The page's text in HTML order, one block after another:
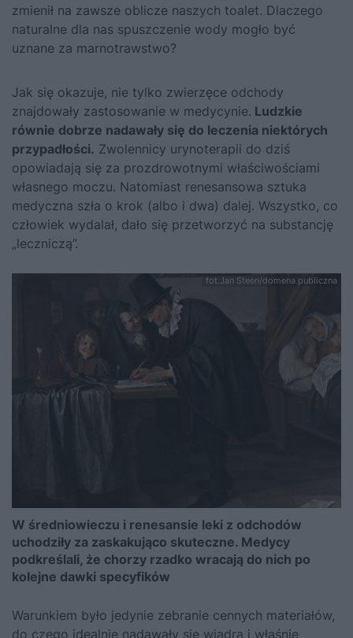
zmienił na zawsze oblicze naszych toalet. Dlaczego
naturalne dla nas spuszczenie wody mogło być
uznane za marnotrawstwo?
Jak się okazuje, nie tylko zwierzęce odchody
znajdowały zastosowanie w medycynie. Ludzkie
równie dobrze nadawały się do leczenia niektórych
przypadłości. Zwolennicy urynoterapii do dziś
opowiadają się za prozdrowotnymi właściwościami
własnego moczu. Natomiast renesansowa sztuka
medyczna szła o krok (albo i dwa) dalej. Wszystko, co
człowiek wydalał, dało się przetworzyć na substancję
„leczniczą”.
fot.Jan Steen/domena publiczna
W średniowieczu i renesansie leki z odchodów
uchodziły za zaskakująco skuteczne. Medycy
podkreślali, że chorzy rzadko wracają do nich po
kolejne dawki specyfików
Warunkiem było jedynie zebranie cennych materiałów,
do czego idealnie nadawały się wiadra i właśnie